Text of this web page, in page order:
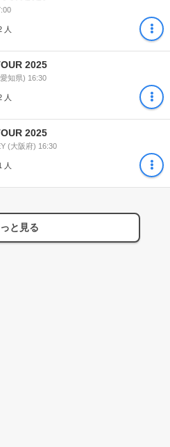
人
2025
知県) 16:30
人
2025
(大阪府) 16:30
人
と見る